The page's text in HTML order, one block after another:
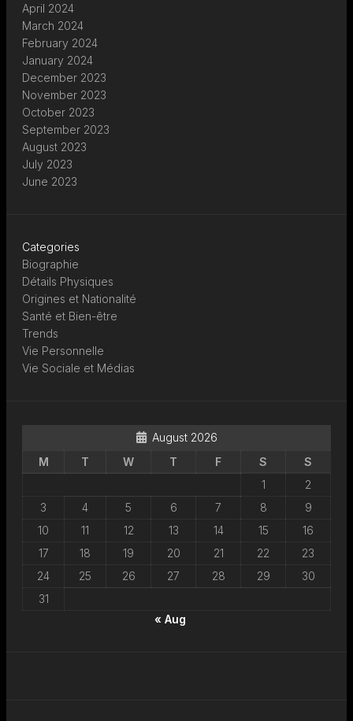
April 2024
March 2024
February 2024
January 2024
December 2023
November 2023
October 2023
September 2023
August 2023
July 2023
June 2023
Categories
Biographie
Détails Physiques
Origines et Nationalité
Santé et Bien-être
Trends
Vie Personnelle
Vie Sociale et Médias
August 2026
M
T W T F S
S
1
2
3
4 5 6 7 8
9
10
11 12 13 14 15
16
17
18 19 20 21 22
23
24
25 26 27 28 29
30
31
« Aug